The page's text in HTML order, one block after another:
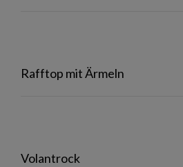
Rafftop mit Ärmeln
Volantrock